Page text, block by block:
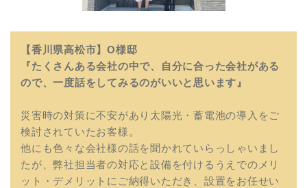
【香川県高松市】O様邸
『たくさんある会社の中で、自分に合った会社がある
ので、一度話をしてみるのがいいと思います』
災害時の対策に不安があり太陽光・蓄電池の導入をご
検討されていたお客様。
他にも色々な会社様の話を聞かれていらっしゃいまし
たが、弊社担当者の対応と設備を付けるうえでのメリ
ット・デメリットにご納得いただき、設置をお任せい